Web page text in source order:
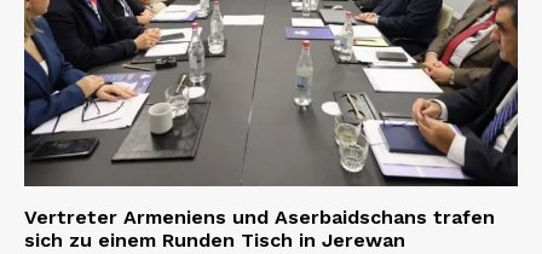
Vertreter Armeniens und Aserbaidschans trafen
sich zu einem Runden Tisch in Jerewan